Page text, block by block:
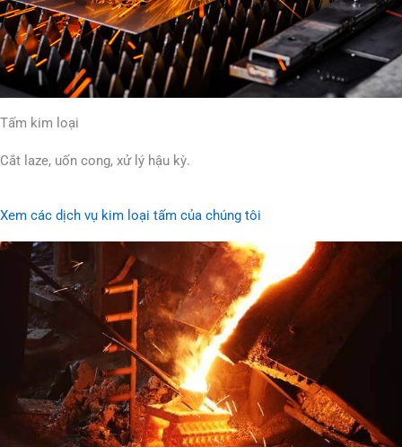
Tấm kim loại
Cắt laze, uốn cong, xử lý hậu kỳ.
Xem các dịch vụ kim loại tấm của chúng tôi